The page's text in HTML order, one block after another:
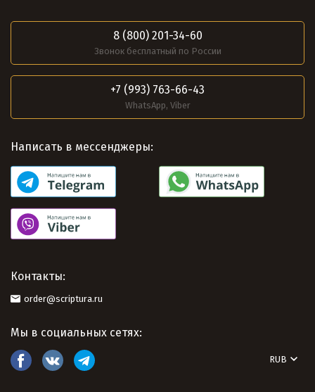
8 (800) 201-34-60
Звонок бесплатный по России
+7 (993) 763-66-43
WhatsApp, Viber
Написать в мессенджеры:
Контакты:
order@scriptura.ru
Мы в социальных сетях:
RUB